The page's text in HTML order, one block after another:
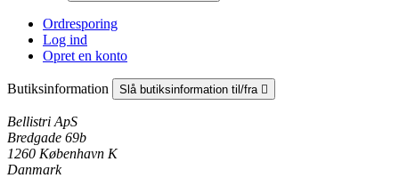
Ordresporing
Log ind
Opret en konto
Butiksinformation Slå butiksinformation til/fra 
Bellistri ApS
Bredgade 69b
1260 København K
Danmark